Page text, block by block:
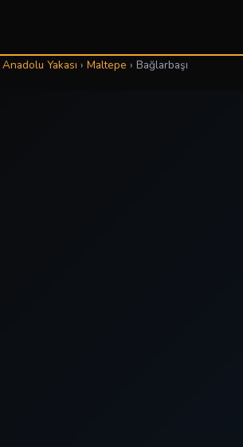
Anadolu Yakası › Maltepe › Bağlarbaşı